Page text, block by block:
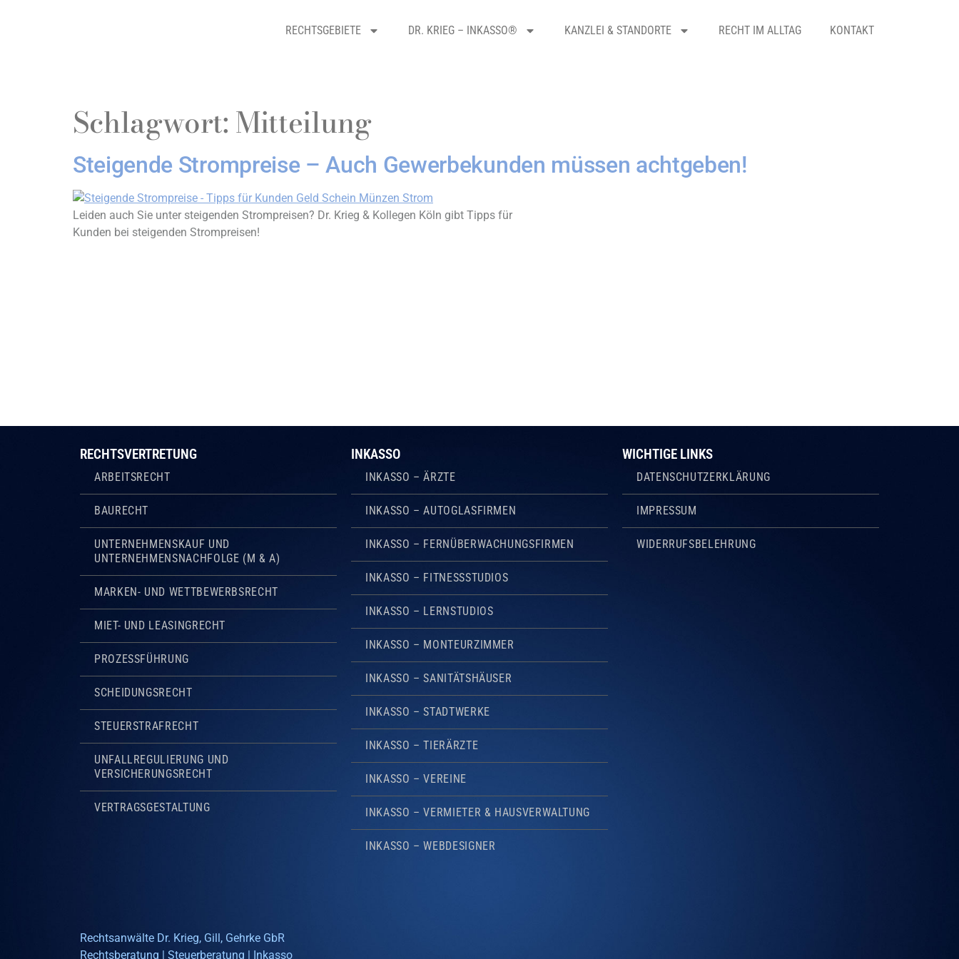
RECHTSGEBIETE DR. KRIEG – INKASSO® KANZLEI & STANDORTE RECHT IM ALLTAG KONTAKT
Schlagwort:Mitteilung
Steigende Strompreise – Auch Gewerbekunden müssen achtgeben!
Leiden auch Sie unter steigenden Strompreisen? Dr. Krieg & Kollegen Köln gibt Tipps für
Kunden bei steigenden Strompreisen!
RECHTSVERTRETUNG
ARBEITSRECHT
BAURECHT
UNTERNEHMENSKAUF UND
UNTERNEHMENSNACHFOLGE (M & A)
MARKEN- UND WETTBEWERBSRECHT
MIET- UND LEASINGRECHT
PROZESSFÜHRUNG
SCHEIDUNGSRECHT
STEUERSTRAFRECHT
UNFALLREGULIERUNG UND
VERSICHERUNGSRECHT
VERTRAGSGESTALTUNG
INKASSO
INKASSO – ÄRZTE
INKASSO – AUTOGLASFIRMEN
INKASSO – FERNÜBERWACHUNGSFIRMEN
INKASSO – FITNESSSTUDIOS
INKASSO – LERNSTUDIOS
INKASSO – MONTEURZIMMER
INKASSO – SANITÄTSHÄUSER
INKASSO – STADTWERKE
INKASSO – TIERÄRZTE
INKASSO – VEREINE
INKASSO – VERMIETER & HAUSVERWALTUNG
INKASSO – WEBDESIGNER
WICHTIGE LINKS
DATENSCHUTZERKLÄRUNG
IMPRESSUM
WIDERRUFSBELEHRUNG
Rechtsanwälte Dr. Krieg, Gill, Gehrke GbR
Rechtsberatung | Steuerberatung | Inkasso